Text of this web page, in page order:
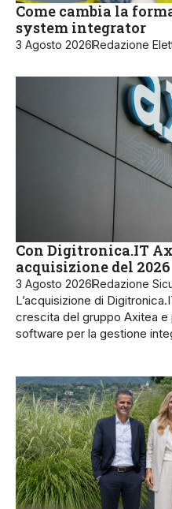
Come cambia la
system integrator
3 Agosto 2026Redazione
Con Digitronica.IT
acquisizione del 2026
3 Agosto 2026Redazione
L’acquisizione di
crescita del gruppo Axitea
software per la gestione